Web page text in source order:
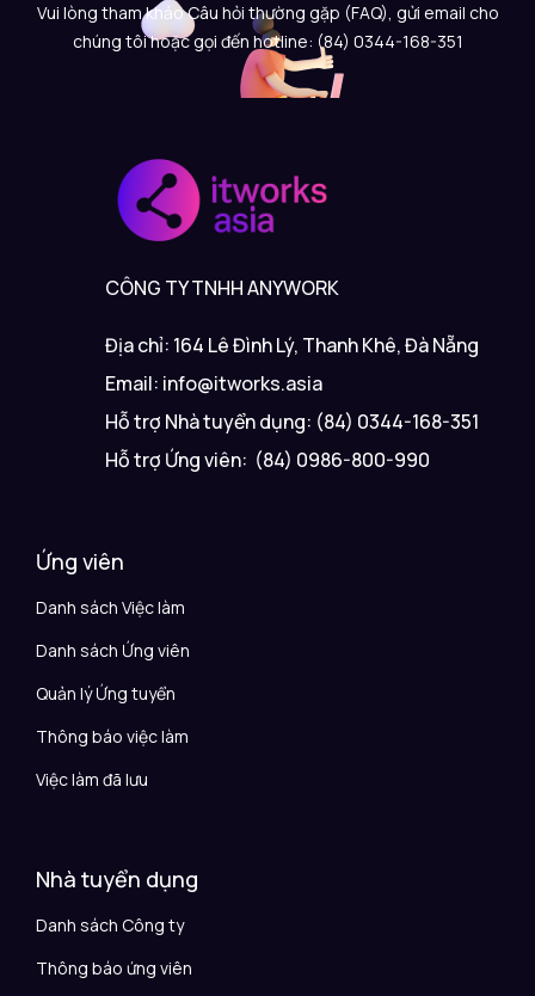
Vui lòng tham khảo Câu hỏi thường gặp (FAQ), gửi email cho
chúng tôi hoặc gọi đến hotline: (84) 0344-168-351
CÔNG TY TNHH ANYWORK
Địa chỉ: 164 Lê Đình Lý, Thanh Khê, Đà Nẵng
Email: info@itworks.asia
Hỗ trợ Nhà tuyển dụng: (84) 0344-168-351
Hỗ trợ Ứng viên: (84) 0986-800-990
Ứng viên
Danh sách Việc làm
Danh sách Ứng viên
Quản lý Ứng tuyển
Thông báo việc làm
Việc làm đã lưu
Nhà tuyển dụng
Danh sách Công ty
Thông báo ứng viên